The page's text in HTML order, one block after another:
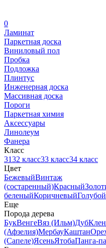
0
Ламинат
Паркетная доска
Виниловый пол
Пробка
Подложка
Плинтус
Инженерная доска
Массивная доска
Пороги
Паркетная химия
Аксессуары
Линолеум
Фанера
Класс
3132 класс33 класс34 класс
Цвет
БежевыйВинтаж
(состаренный)Красный
беленыйКоричневыйГолубой
Еще
Порода дерева
БукВенгеВяз (Ильм)ДубКлен
(Афзелия)МербауКаштан
(Сапеле)ЯсеньЯтобаПанга-